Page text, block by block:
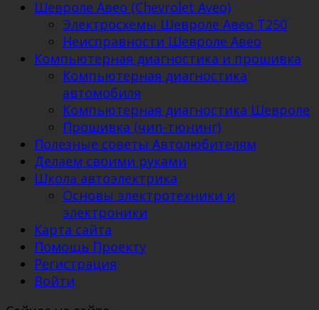
Шевроле Авео (Chevrolet Aveo)
Электросхемы Шевроле Авео Т250
Неисправности Шевроле Авео
Компьютерная диагностика и прошивка
Компьютерная диагностика
автомобиля
Компьютерная диагностика Шевроле
Прошивка (чип-тюнинг)
Полезные советы Автолюбителям
Делаем своими руками
Школа автоэлектрика
Основы электротехники и
электроники
Карта сайта
Помощь Проекту
Регистрация
Войти